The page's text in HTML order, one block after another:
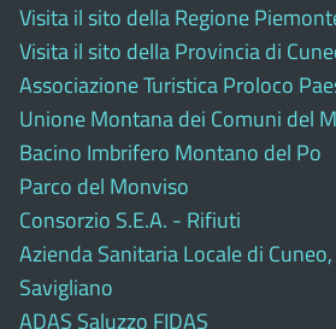
Visita il sito della Regione
Visita il sito della Provincia di
Associazione Turistica Proloco
Unione Montana dei Comuni del
Bacino Imbrifero Montano del Po
Parco del Monviso
Consorzio S.E.A. - Rifiuti
Azienda Sanitaria Locale di
Savigliano
ADAS Saluzzo FIDAS